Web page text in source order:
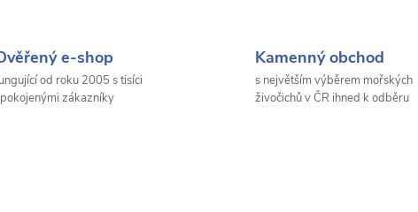
e-shop
od roku 2005 s tisíci
zákazníky
Kamenný obchod
s největším výběrem mořských
živočichů v ČR ihned k odběru